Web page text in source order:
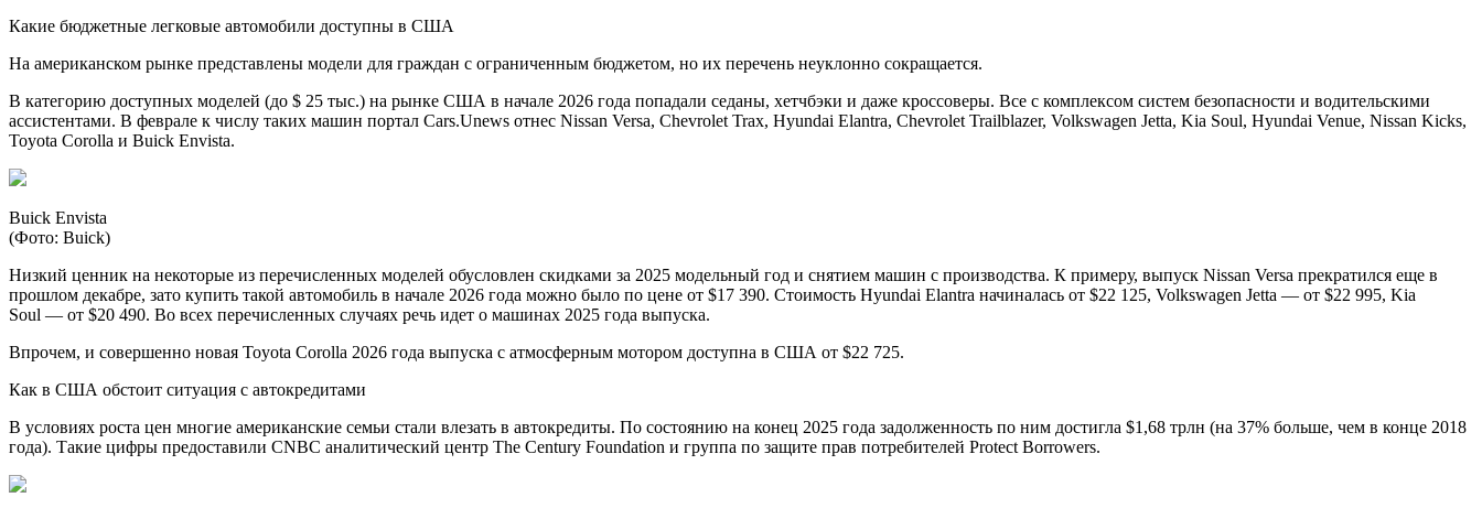
Какие бюджетные легковые автомобили доступны в США
На американском рынке представлены модели для граждан с ограниченным бюджетом, но их перечень неуклонно сокращается.
В категорию доступных моделей (до $ 25 тыс.) на рынке США в начале 2026 года попадали седаны, хетчбэки и даже кроссоверы. Все с комплексом систем безопасности и водительскими
ассистентами. В феврале к числу таких машин портал Сars.Unews отнес Nissan Versa, Chevrolet Trax, Hyundai Elantra, Chevrolet Trailblazer, Volkswagen Jetta, Kia Soul, Hyundai Venue, Nissan Kicks,
Toyota Corolla и Buick Envista.
Buick Envista
(Фото: Buick)
Низкий ценник на некоторые из перечисленных моделей обусловлен скидками за 2025 модельный год и снятием машин с производства. К примеру, выпуск Nissan Versa прекратился еще в
прошлом декабре, зато купить такой автомобиль в начале 2026 года можно было по цене от $17 390. Стоимость Hyundai Elantra начиналась от $22 125, Volkswagen Jetta — от $22 995, Kia
Soul — от $20 490. Во всех перечисленных случаях речь идет о машинах 2025 года выпуска.
Впрочем, и совершенно новая Toyota Corolla 2026 года выпуска с атмосферным мотором доступна в США от $22 725.
Как в США обстоит ситуация с автокредитами
В условиях роста цен многие американские семьи стали влезать в автокредиты. По состоянию на конец 2025 года задолженность по ним достигла $1,68 трлн (на 37% больше, чем в конце 2018
года). Такие цифры предоставили CNBC аналитический центр The Century Foundation и группа по защите прав потребителей Protect Borrowers.